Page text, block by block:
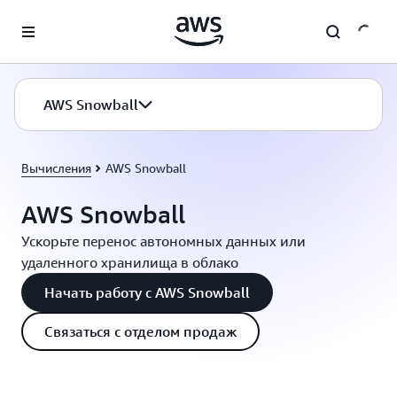
Перейти к главному контенту
AWS Snowball
Вычисления AWS Snowball
AWS Snowball
Ускорьте перенос автономных данных или
удаленного хранилища в облако
Начать работу с AWS Snowball
Связаться с отделом продаж